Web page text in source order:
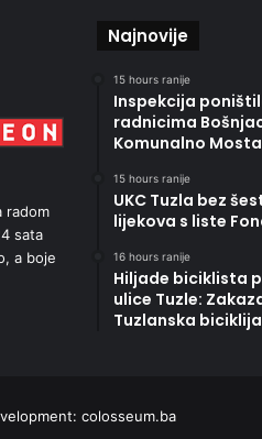
radom
sata
a boje
Najnovije
15 hours ranije
Inspekcija
radnicima
Komunalno
15 hours ranije
UKC Tuzla bez
lijekova s liste
16 hours ranije
Hiljade biciklista
ulice Tuzle:
Tuzlanska
colosseum.ba